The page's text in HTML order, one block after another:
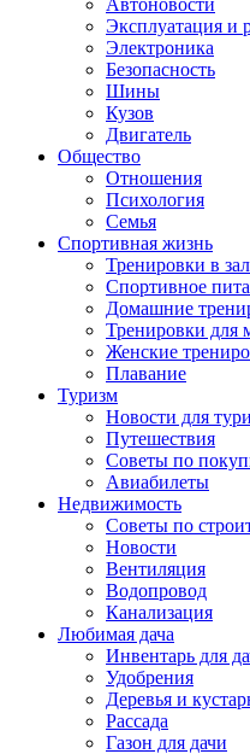
Автоновости
Эксплуатация и
Электроника
Безопасность
Шины
Кузов
Двигатель
Общество
Отношения
Психология
Семья
Спортивная жизнь
Тренировки в
Спортивное
Домашние
Тренировки для
Женские
Плавание
Туризм
Новости для
Путешествия
Советы по
Авиабилеты
Недвижимость
Советы по
Новости
Вентиляция
Водопровод
Канализация
Любимая дача
Инвентарь для
Удобрения
Деревья и
Рассада
Газон для дачи